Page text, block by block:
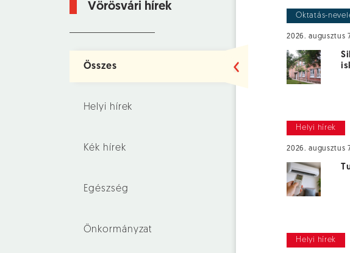
Vörösvári hírek
Összes
Helyi hírek
Kék hírek
Egészség
Önkormányzat
Oktatás-
2026. augusztus
Helyi hírek
2026. augusztus
Helyi hírek